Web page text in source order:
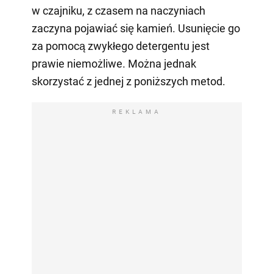
w czajniku, z czasem na naczyniach
zaczyna pojawiać się kamień. Usunięcie go
za pomocą zwykłego detergentu jest
prawie niemożliwe. Można jednak
skorzystać z jednej z poniższych metod.
REKLAMA